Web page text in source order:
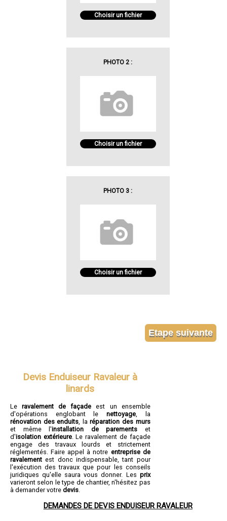
Choisir un fichier
PHOTO 2 :
Choisir un fichier
PHOTO 3 :
Choisir un fichier
Devis Enduiseur Ravaleur à
linards
Leravalement de façade est un ensemble
d'opérations englobant le nettoyage, la
rénovation des enduits , laréparation des murs
et même l'installation de parements et
d'isolation extérieure. Le ravalement de façade
engage des travaux lourds et strictement
réglementés. Faire appel à notre entreprise de
ravalement est donc indispensable, tant pour
l'exécution des travaux que pour les conseils
juridiques qu'elle saura vous donner. Les prix
varieront selon le type de chantier, n'hésitez pas
à demander votre devis
DEMANDES DE DEVIS ENDUISEUR RAVALEUR